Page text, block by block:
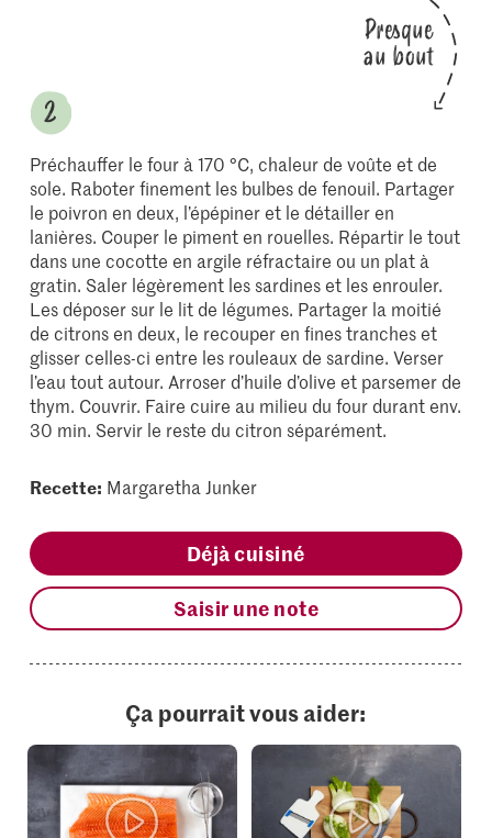
Presque
au bout
Préchauffer le four à 170 °C, chaleur de voûte et de
sole. Raboter finement les bulbes de fenouil. Partager
le poivron en deux, l’épépiner et le détailler en
lanières. Couper le piment en rouelles. Répartir le tout
dans une cocotte en argile réfractaire ou un plat à
gratin. Saler légèrement les sardines et les enrouler.
Les déposer sur le lit de légumes. Partager la moitié
de citrons en deux, le recouper en fines tranches et
glisser celles-ci entre les rouleaux de sardine. Verser
l’eau tout autour. Arroser d’huile d’olive et parsemer de
thym. Couvrir. Faire cuire au milieu du four durant env.
30 min. Servir le reste du citron séparément.
Recette: Margaretha Junker
Déjà cuisiné
Saisir une note
Ça pourrait vous aider: